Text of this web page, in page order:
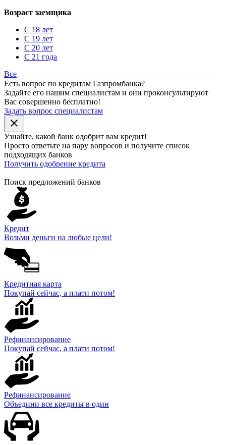
Возраст заемщика
С 18 лет
С 19 лет
С 20 лет
С 21 года
Все
Есть вопрос по кредитам Газпромбанка?
Задайте его нашим специалистам и они проконсультируют
Вас совершенно бесплатно!
Задать вопрос специалистам
close
Узнайте, какой банк одобрит вам кредит!
Просто ответьте на пару вопросов и получите список
подходящих банков
Получить одобрение кредита
Поиск предложений банков
Кредит
Возьми деньги на любые цели!
Кредитная карта
Покупай сейчас, а плати потом!
Рефинансирование
Покупай сейчас, а плати потом!
Рефинансирование
Объедини все кредиты в один